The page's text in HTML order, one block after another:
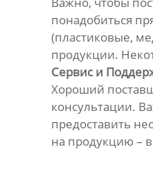
понадобиться
(пластиковые,
продукции.
Сервис и
Хороший
консультации.
предоставить
на продукцию –